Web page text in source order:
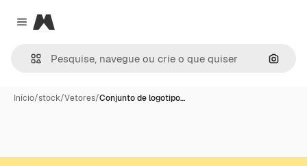
Close menu
Magnific
Início/stock/Vetores/Conjunto de logotipo…